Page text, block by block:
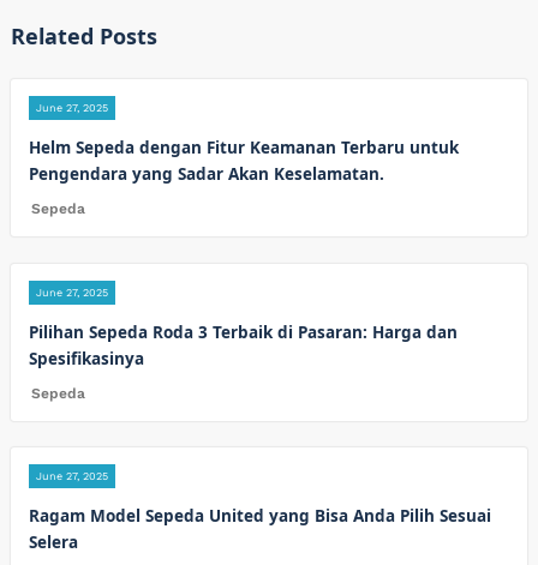
Related Posts
June 27, 2025
Helm Sepeda dengan Fitur Keamanan Terbaru untuk
Pengendara yang Sadar Akan Keselamatan.
Sepeda
June 27, 2025
Pilihan Sepeda Roda 3 Terbaik di Pasaran: Harga dan
Spesifikasinya
Sepeda
June 27, 2025
Ragam Model Sepeda United yang Bisa Anda Pilih Sesuai
Selera